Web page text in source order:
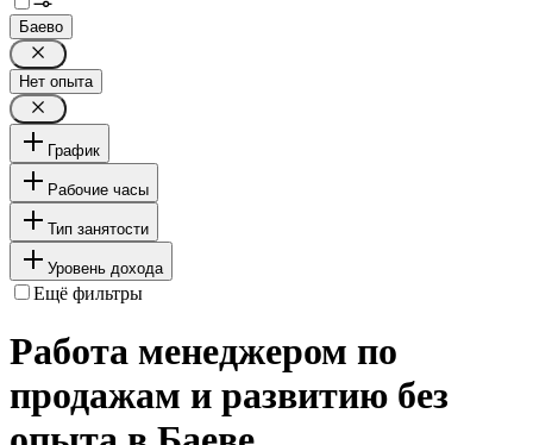
Баево
Нет опыта
График
Рабочие часы
Тип занятости
Уровень дохода
Ещё фильтры
Работа менеджером по
продажам и развитию без